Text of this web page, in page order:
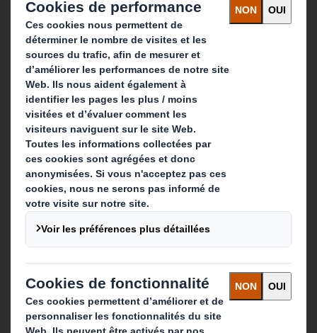
Qui sommes-nous ?
A propos
Investisseurs
Développement durable
Actualité
Carrière
Que faisons-nous ?
Solutions d'emballage
Produits de papier
Services de recyclage